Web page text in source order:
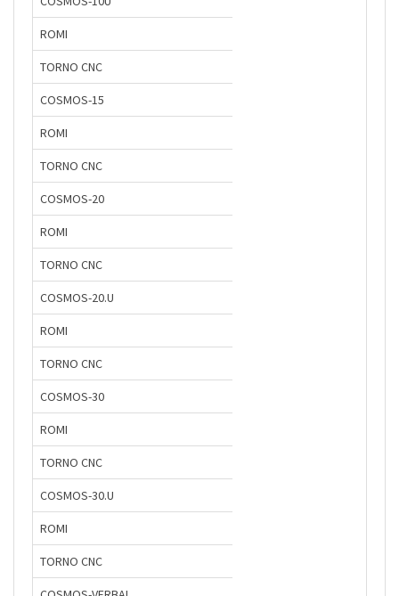
ROMI
TORNO CNC
COSMOS-15
ROMI
TORNO CNC
COSMOS-20
ROMI
TORNO CNC
COSMOS-20.U
ROMI
TORNO CNC
COSMOS-30
ROMI
TORNO CNC
COSMOS-30.U
ROMI
TORNO CNC